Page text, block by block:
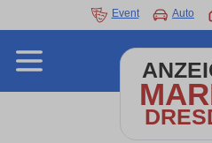
Event Auto